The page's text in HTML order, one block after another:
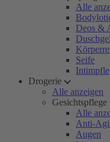
Alle
Deos &
Seife
Drogerie
Alle anzeigen
Gesichtspflege
Alle
Anti-
Augen